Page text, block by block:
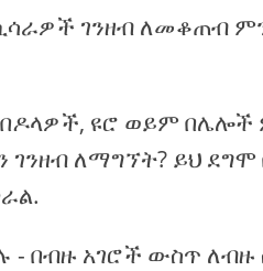
ገንዘብ ለመቆጠብ
ዩሮ ወይም በሌሎች
ለማግኘት? ይህ ደግሞ
- በብዙ አገሮች ውስጥ